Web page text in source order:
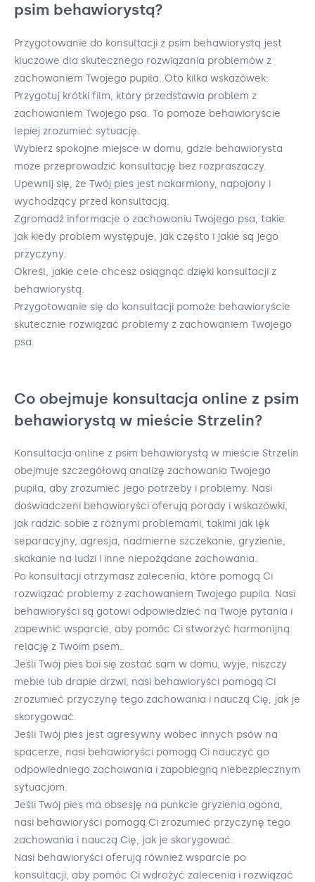
psim behawiorystą?
Przygotowanie do konsultacji z psim behawiorystą jest
kluczowe dla skutecznego rozwiązania problemów z
zachowaniem Twojego pupila. Oto kilka wskazówek:
Przygotuj krótki film, który przedstawia problem z
zachowaniem Twojego psa. To pomoże behawioryście
lepiej zrozumieć sytuację.
Wybierz spokojne miejsce w domu, gdzie behawiorysta
może przeprowadzić konsultację bez rozpraszaczy.
Upewnij się, że Twój pies jest nakarmiony, napojony i
wychodzący przed konsultacją.
Zgromadź informacje o zachowaniu Twojego psa, takie
jak kiedy problem występuje, jak często i jakie są jego
przyczyny.
Określ, jakie cele chcesz osiągnąć dzięki konsultacji z
behawiorystą.
Przygotowanie się do konsultacji pomoże behawioryście
skutecznie rozwiązać problemy z zachowaniem Twojego
psa.
Co obejmuje konsultacja online z psim
behawiorystą w mieście Strzelin?
Konsultacja online z psim behawiorystą w mieście Strzelin
obejmuje szczegółową analizę zachowania Twojego
pupila, aby zrozumieć jego potrzeby i problemy. Nasi
doświadczeni behawioryści oferują porady i wskazówki,
jak radzić sobie z różnymi problemami, takimi jak lęk
separacyjny, agresja, nadmierne szczekanie, gryzienie,
skakanie na ludzi i inne niepożądane zachowania.
Po konsultacji otrzymasz zalecenia, które pomogą Ci
rozwiązać problemy z zachowaniem Twojego pupila. Nasi
behawioryści są gotowi odpowiedzieć na Twoje pytania i
zapewnić wsparcie, aby pomóc Ci stworzyć harmonijną
relację z Twoim psem.
Jeśli Twój pies boi się zostać sam w domu, wyje, niszczy
meble lub drapie drzwi, nasi behawioryści pomogą Ci
zrozumieć przyczynę tego zachowania i nauczą Cię, jak je
skorygować.
Jeśli Twój pies jest agresywny wobec innych psów na
spacerze, nasi behawioryści pomogą Ci nauczyć go
odpowiedniego zachowania i zapobiegną niebezpiecznym
sytuacjom.
Jeśli Twój pies ma obsesję na punkcie gryzienia ogona,
nasi behawioryści pomogą Ci zrozumieć przyczynę tego
zachowania i nauczą Cię, jak je skorygować.
Nasi behawioryści oferują również wsparcie po
konsultacji, aby pomóc Ci wdrożyć zalecenia i rozwiązać